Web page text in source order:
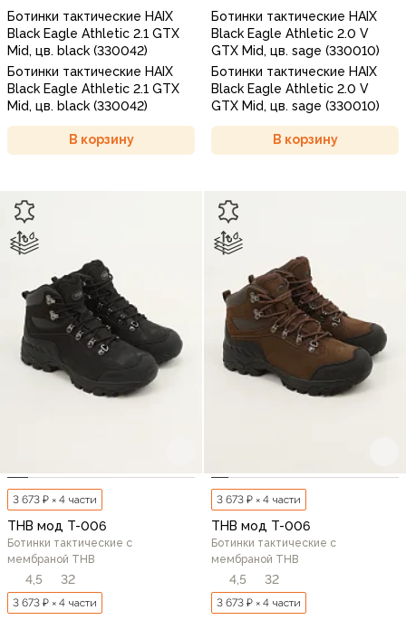
Ботинки тактические HAIX
Black Eagle Athletic 2.1 GTX
Mid, цв. black (330042)
Ботинки тактические HAIX
Black Eagle Athletic 2.1 GTX
Mid, цв. black (330042)
В корзину
Ботинки тактические HAIX
Black Eagle Athletic 2.0 V
GTX Mid, цв. sage (330010)
Ботинки тактические HAIX
Black Eagle Athletic 2.0 V
GTX Mid, цв. sage (330010)
В корзину
3 673 ₽ × 4 части
THB мод T-006
Ботинки тактические с
мембраной THB
4,5 32
3 673 ₽ × 4 части
3 673 ₽ × 4 части
THB мод T-006
Ботинки тактические с
мембраной THB
4,5 32
3 673 ₽ × 4 части